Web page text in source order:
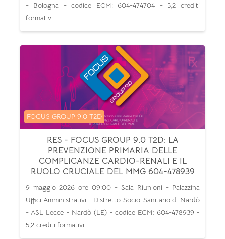
- Bologna - codice ECM: 604-474704 - 5,2 crediti
formativi -
RES - FOCUS GROUP 9.0 T2D: LA
PREVENZIONE PRIMARIA DELLE
COMPLICANZE CARDIO-RENALI E IL
RUOLO CRUCIALE DEL MMG 604-478939
Categoria di corsi
FOCUS GROUP 9.0 T2D
9 maggio 2026 ore 09:00 - Sala Riunioni - Palazzina
Uffici Amministrativi - Distretto Socio-Sanitario di Nardò
- ASL Lecce - Nardò (LE) - codice ECM: 604-478939 -
5,2 crediti formativi -